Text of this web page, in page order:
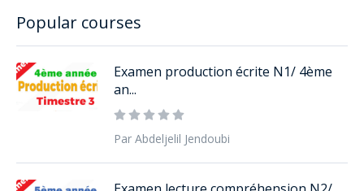
Popular courses
Examen production écrite N1/ 4ème
an...
Par Abdeljelil Jendoubi